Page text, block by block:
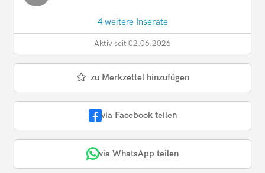
4 weitere Inserate
Aktiv seit 02.06.2026
zu Merkzettel hinzufügen
via Facebook teilen
via WhatsApp teilen